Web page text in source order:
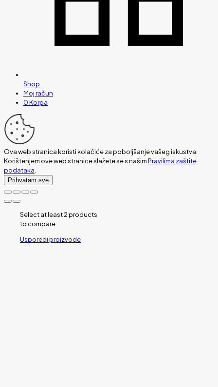
Shop
Moj račun
0Korpa
Ova web stranica koristi kolačiće za poboljšanje vašeg iskustva.
Korištenjem ove web stranice slažete se s našimPravilima zaštite
podataka.
Prihvatam sve
Select at least 2 products
to compare
Usporedi proizvode